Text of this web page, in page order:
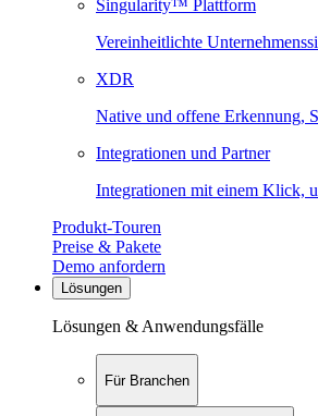
Singularity™ Plattform
Vereinheitlichte
XDR
Native und offene Erkennung,
Integrationen und Partner
Integrationen mit einem Klick,
Produkt-Touren
Preise & Pakete
Demo anfordern
Lösungen
Lösungen & Anwendungsfälle
Für Branchen